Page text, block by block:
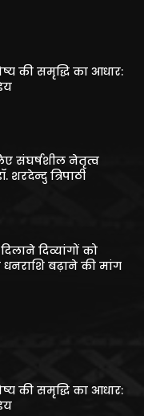
की समृद्धि का आधार:
संघर्षशील नेतृत्व
त्रिपाठी
दिव्यांगों को
धनराशि बढ़ाने की मांग
की समृद्धि का आधार: